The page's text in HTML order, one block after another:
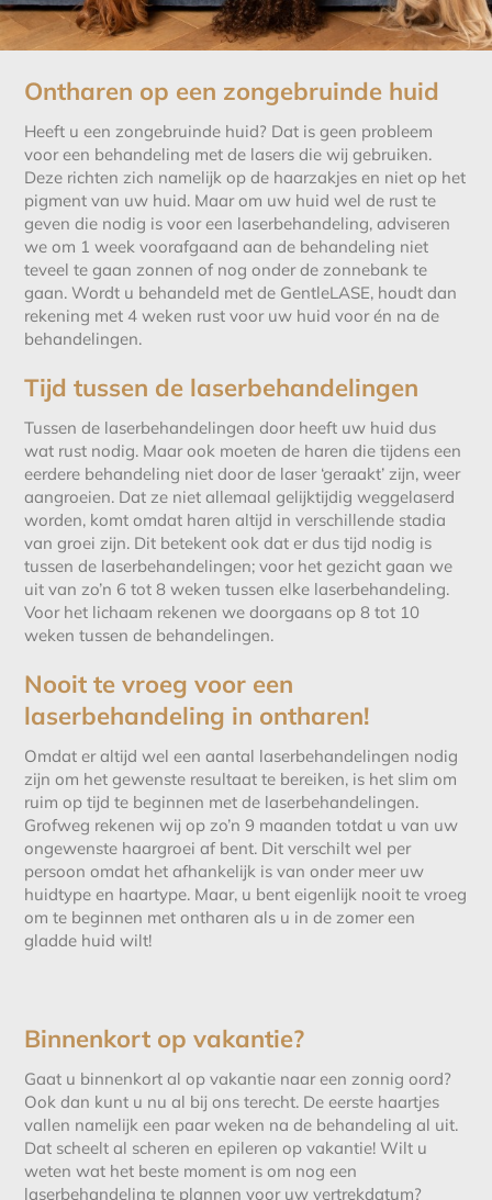
Ontharen op een zongebruinde huid
Heeft u een zongebruinde huid? Dat is geen probleem
voor een behandeling met de lasers die wij gebruiken.
Deze richten zich namelijk op de haarzakjes en niet op het
pigment van uw huid. Maar om uw huid wel de rust te
geven die nodig is voor een laserbehandeling, adviseren
we om 1 week voorafgaand aan de behandeling niet
teveel te gaan zonnen of nog onder de zonnebank te
gaan. Wordt u behandeld met de GentleLASE, houdt dan
rekening met 4 weken rust voor uw huid voor én na de
behandelingen.
Tijd tussen de laserbehandelingen
Tussen de laserbehandelingen door heeft uw huid dus
wat rust nodig. Maar ook moeten de haren die tijdens een
eerdere behandeling niet door de laser ‘geraakt’ zijn, weer
aangroeien. Dat ze niet allemaal gelijktijdig weggelaserd
worden, komt omdat haren altijd in verschillende stadia
van groei zijn. Dit betekent ook dat er dus tijd nodig is
tussen de laserbehandelingen; voor het gezicht gaan we
uit van zo’n 6 tot 8 weken tussen elke laserbehandeling.
Voor het lichaam rekenen we doorgaans op 8 tot 10
weken tussen de behandelingen.
Nooit te vroeg voor een
laserbehandeling in ontharen!
Omdat er altijd wel een aantal laserbehandelingen nodig
zijn om het gewenste resultaat te bereiken, is het slim om
ruim op tijd te beginnen met de laserbehandelingen.
Grofweg rekenen wij op zo’n 9 maanden totdat u van uw
ongewenste haargroei af bent. Dit verschilt wel per
persoon omdat het afhankelijk is van onder meer uw
huidtype en haartype. Maar, u bent eigenlijk nooit te vroeg
om te beginnen met ontharen als u in de zomer een
gladde huid wilt!
Binnenkort op vakantie?
Gaat u binnenkort al op vakantie naar een zonnig oord?
Ook dan kunt u nu al bij ons terecht. De eerste haartjes
vallen namelijk een paar weken na de behandeling al uit.
Dat scheelt al scheren en epileren op vakantie! Wilt u
weten wat het beste moment is om nog een
laserbehandeling te plannen voor uw vertrekdatum?